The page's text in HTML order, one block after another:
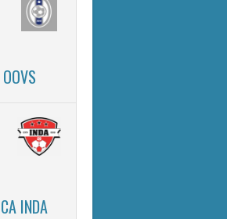
INDA